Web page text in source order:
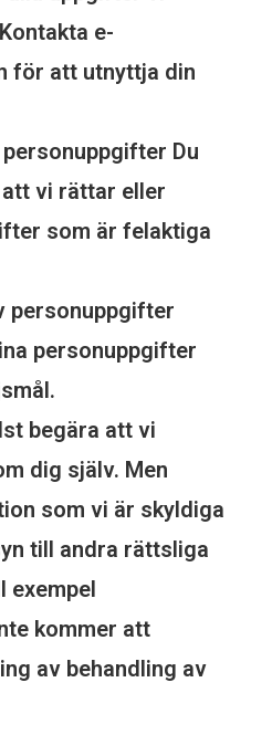
e-
för att utnyttja din
Du
vi rättar eller
som är felaktiga
personuppgifter
personuppgifter
begära att vi
dig själv. Men
som vi är skyldiga
till andra rättsliga
exempel
kommer att
av behandling av